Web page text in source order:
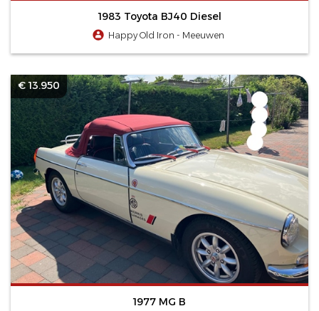
1983 Toyota BJ40 Diesel
Happy Old Iron - Meeuwen
€ 13.950
1977 MG B